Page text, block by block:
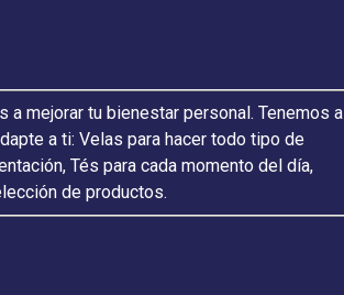
a mejorar tu bienestar personal. Tenemos a
a ti: Velas para hacer todo tipo de
Tés para cada momento del día,
de productos.